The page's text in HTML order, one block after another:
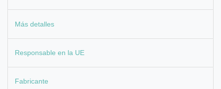
Más detalles
Responsable en la UE
Fabricante